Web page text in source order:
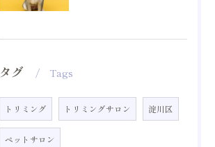
タグ Tags
トリミング トリミングサロン 淀川区
ペットサロン